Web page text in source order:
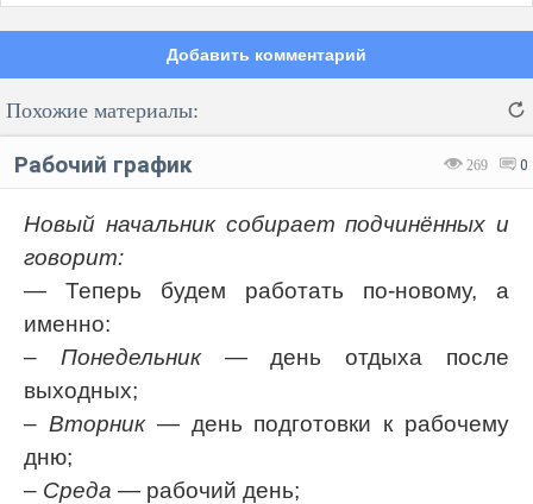
Добавить комментарий
Код:
Похожие материалы:
269 0
Рабочий график
Новый начальник собирает подчинённых и
говорит:
— Теперь будем работать по-новому, а
именно:
– Понедельник— день отдыха после
выходных;
– Вторник— день подготовки к рабочему
дню;
– Среда — рабочий день;